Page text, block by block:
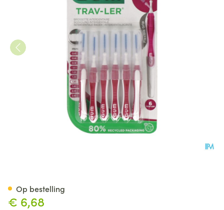
€ 6,68
Op bestelling